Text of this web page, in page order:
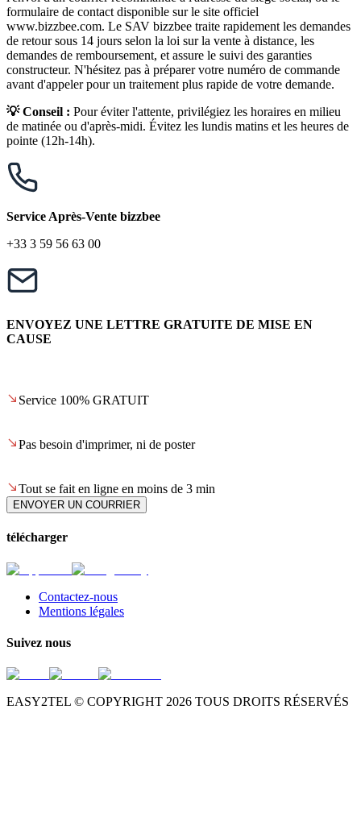
formulaire de contact disponible sur le site officiel
www.bizzbee.com. Le SAV bizzbee traite rapidement les demandes
de retour sous 14 jours selon la loi sur la vente à distance, les
demandes de remboursement, et assure le suivi des garanties
constructeur. N'hésitez pas à préparer votre numéro de commande
avant d'appeler pour un traitement plus rapide de votre demande.
💡 Conseil : Pour éviter l'attente, privilégiez les horaires en milieu
de matinée ou d'après-midi. Évitez les lundis matins et les heures de
pointe (12h-14h).
Service Après-Vente bizzbee
+33 3 59 56 63 00
ENVOYEZ UNE LETTRE GRATUITE DE MISE EN
CAUSE
Service 100% GRATUIT
Pas besoin d'imprimer, ni de poster
Tout se fait en ligne en moins de 3 min
ENVOYER UN COURRIER
télécharger
Contactez-nous
Mentions légales
Suivez nous
EASY2TEL © COPYRIGHT 2026 TOUS DROITS RÉSERVÉS